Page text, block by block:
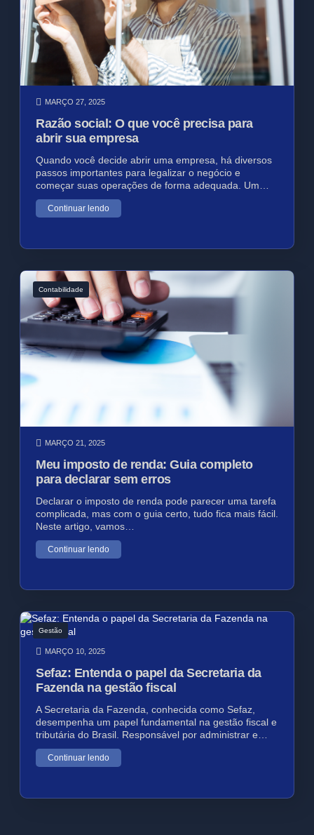
MARÇO 27, 2025
Razão social: O que você precisa para
abrir sua empresa
Quando você decide abrir uma empresa, há diversos
passos importantes para legalizar o negócio e
começar suas operações de forma adequada. Um…
Continuar lendo
Contabilidade
MARÇO 21, 2025
Meu imposto de renda: Guia completo
para declarar sem erros
Declarar o imposto de renda pode parecer uma tarefa
complicada, mas com o guia certo, tudo fica mais fácil.
Neste artigo, vamos…
Continuar lendo
Gestão
MARÇO 10, 2025
Sefaz: Entenda o papel da Secretaria da
Fazenda na gestão fiscal
A Secretaria da Fazenda, conhecida como Sefaz,
desempenha um papel fundamental na gestão fiscal e
tributária do Brasil. Responsável por administrar e…
Continuar lendo